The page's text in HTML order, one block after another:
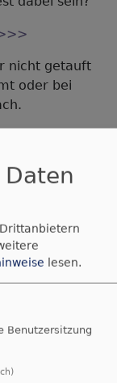
nicht getauft
oder bei
ist
Neues;
hören.
lesen.
Benutzersitzung